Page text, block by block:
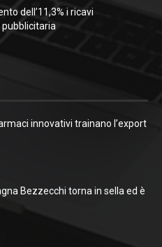
dell’11,3% i ricavi
pubblicitaria
innovativi trainano l’export
Bezzecchi torna in sella ed è